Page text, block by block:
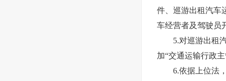
件、巡游出租汽车
车经营者及驾驶员
5.对巡游出租汽
加“交通运输行政
6.依据上位法，